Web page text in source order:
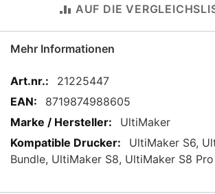
AUF DIE
Mehr Informationen
Mehr
Informationen
21225447
8719874988605
UltiMaker
UltiMaker S6,
Bundle, UltiMaker S8, UltiMaker S8